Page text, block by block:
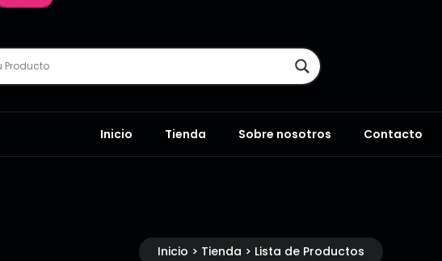
Inicio Tienda Sobre nosotros Contacto
Inicio > Tienda > Lista de Productos